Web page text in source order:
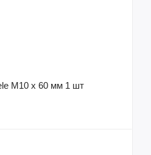
М10 х 60 мм 1 шт